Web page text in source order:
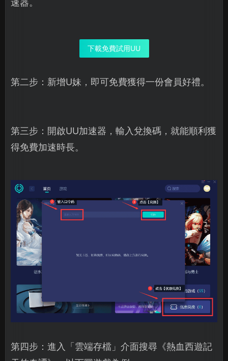
速器。
下載免費試用UU
第二步：新增U妹，即可免費獲得一份會員好禮。
第三步：開啟UU加速器，輸入兌換碼，就能順利獲
得免費加速時長。
第四步：進入「雲端存檔」介面搜尋《熱血西遊記